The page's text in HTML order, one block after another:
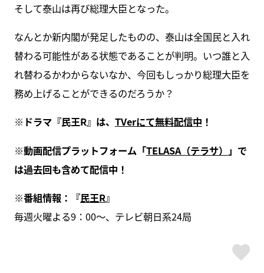
そして泰山は再び総理大臣となった。
なんとか新内閣が発足したものの、泰山は全国民と入れ
替わる可能性がある状態であることが判明。いつ誰と入
れ替わるかわからないなか、今回もしっかり総理大臣を
務め上げることができるのだろうか？
※ドラマ『民王R』は、 TVerにて無料配信中 ！
※動画配信プラットフォーム「TELASA（テラサ） 」で
は過去回も含めて配信中！
※番組情報：『民王R』
毎週火曜よる9：00～、テレビ朝日系24局